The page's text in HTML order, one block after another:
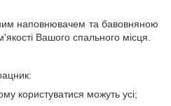
наповнювачем та бавовняною
Вашого спального місця.
користуватися можуть усі;